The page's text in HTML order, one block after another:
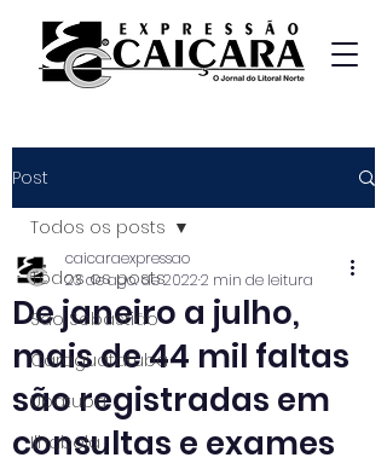
Post
Todos os posts
São Sebastião
Caraguatatuba
Ubatuba
Ilhabela
Todos os posts
De janeiro a julho,
mais de 44 mil faltas
são registradas em
consultas e exames
caicaraexpressao
23 de ago. de 20222 min de leitura